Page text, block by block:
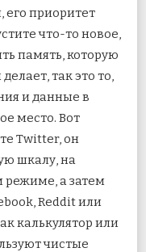
его приоритет
что-то новое,
память, которую
так это то,
и данные в
место. Вот
Twitter, он
шкалу, на
режиме, а затем
Reddit или
калькулятор или
чистые